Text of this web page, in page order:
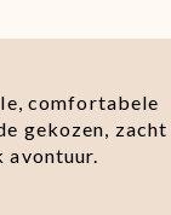
comfortabele
gekozen, zacht
avontuur.